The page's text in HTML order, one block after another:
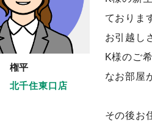
権平
北千住東口店
ておりま
お引越し
K様のご
なお部屋
その後お